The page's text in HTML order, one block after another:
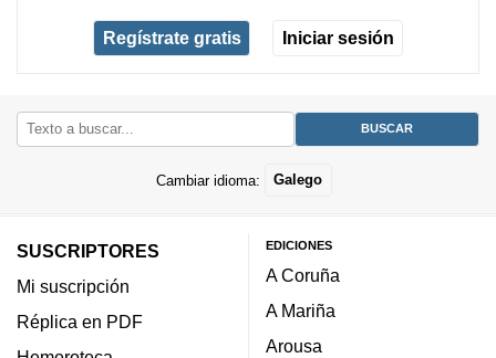
Regístrate gratis Iniciar sesión
Cambiar idioma: Galego
SUSCRIPTORES
Mi suscripción
Réplica en PDF
EDICIONES
A Coruña
A Mariña
Arousa